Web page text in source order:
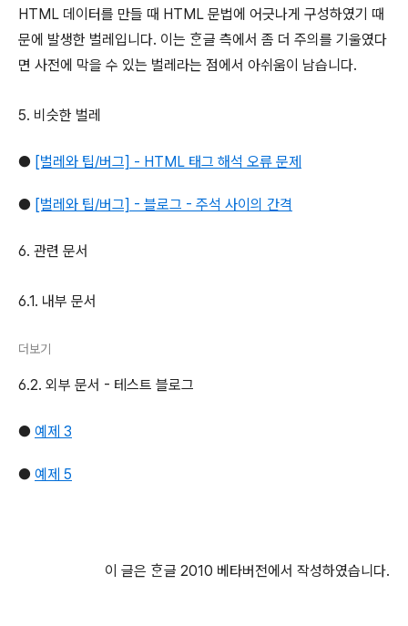
HTML 데이터를 만들 때 HTML 문법에 어긋나게 구성하였기 때
문에 발생한 벌레입니다. 이는 ᄒᆞᆫ글 측에서 좀 더 주의를 기울였다
면 사전에 막을 수 있는 벌레라는 점에서 아쉬움이 남습니다.
5. 비슷한 벌레
● [벌레와 팁/버그] - HTML 태그 해석 오류 문제
● [벌레와 팁/버그] - 블로그 - 주석 사이의 간격
6. 관련 문서
6.1. 내부 문서
더보기
6.2. 외부 문서 - 테스트 블로그
● 예제 3
● 예제 5
이 글은 ᄒᆞᆫ글 2010 베타버전에서 작성하였습니다.